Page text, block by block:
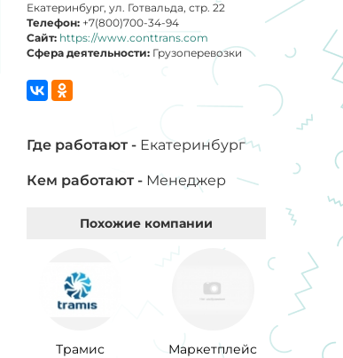
Екатеринбург, ул. Готвальда, стр. 22
Телефон: +7(800)700-34-94
Сайт: https://www.conttrans.com
Сфера деятельности: Грузоперевозки
Где работают - Екатеринбург
Кем работают - Менеджер
Похожие компании
Трамис
Маркетплейс